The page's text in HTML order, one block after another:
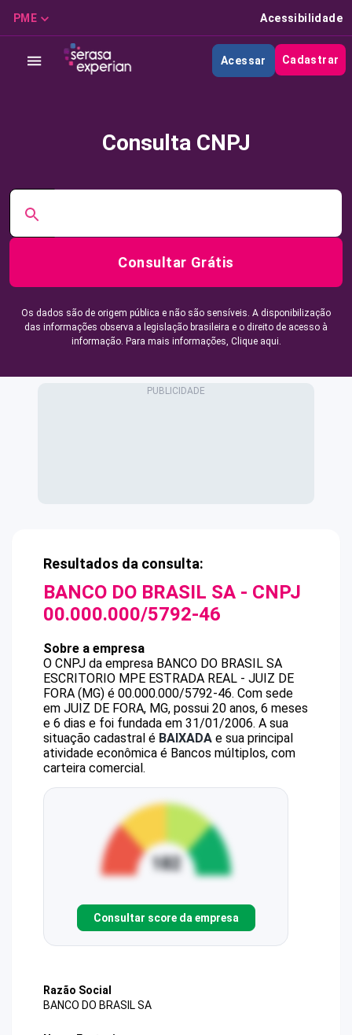
PME Acessibilidade
Acessar Cadastrar
Consulta CNPJ
Consultar Grátis
Os dados são de origem pública e não são sensíveis. A disponibilização
das informações observa a legislação brasileira e o direito de acesso à
informação. Para mais informações, Clique aqui.
Resultados da consulta:
BANCO DO BRASIL SA - CNPJ
00.000.000/5792-46
Sobre a empresa
O CNPJ da empresa BANCO DO BRASIL SA
ESCRITORIO MPE ESTRADA REAL - JUIZ DE
FORA (MG) é 00.000.000/5792-46. Com sede
em JUIZ DE FORA, MG, possui 20 anos, 6 meses
e 6 dias e foi fundada em 31/01/2006. A sua
situação cadastral é BAIXADA e sua principal
atividade econômica é Bancos múltiplos, com
carteira comercial.
Consultar score da empresa
Razão Social
BANCO DO BRASIL SA